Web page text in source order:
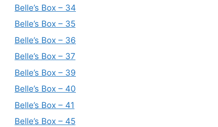
Belle’s Box – 34
Belle’s Box – 35
Belle’s Box – 36
Belle’s Box – 37
Belle’s Box – 39
Belle’s Box – 40
Belle’s Box – 41
Belle’s Box – 45